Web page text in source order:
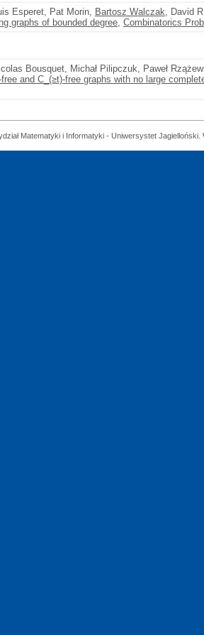
Esperet, Pat Morin, Bartosz Walczak, David
graphs of bounded degree, Combinatorics
Bousquet, Michał Pilipczuk, Paweł
and C_(≥t)-free graphs with no large
Matematyki i Informatyki - Uniwersystet